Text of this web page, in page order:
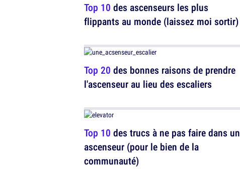
Top 10 des ascenseurs les plus
flippants au monde (laissez moi sortir)
Top 20 des bonnes raisons de prendre
l'ascenseur au lieu des escaliers
Top 10 des trucs à ne pas faire dans un
ascenseur (pour le bien de la
communauté)